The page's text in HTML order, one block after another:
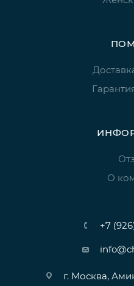
О
+7
г. Москва,